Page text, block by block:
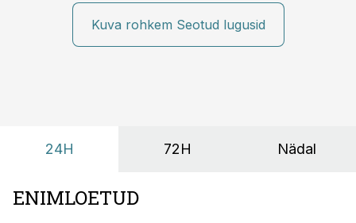
kiiresti edasi liikuda hinnapakkumist ootamata.
Kuva rohkem Seotud lugusid
24H 72H Nädal
ENIMLOETUD